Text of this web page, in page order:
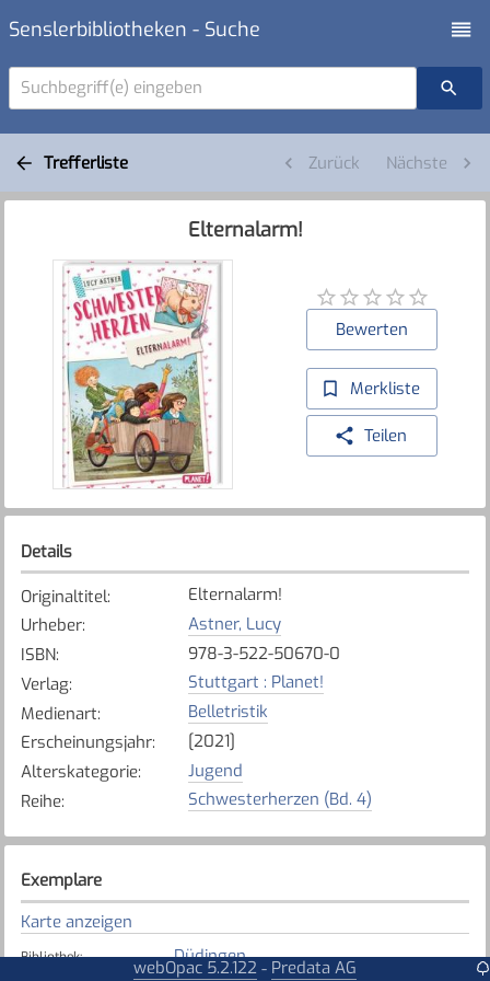
Senslerbibliotheken - Suche
Suchbegriff(e) eingeben
Trefferliste Zurück Nächste
Elternalarm!
Bewerten
Merkliste
Teilen
Details
Originaltitel:
Elternalarm!
Urheber:
Astner, Lucy
ISBN:
978-3-522-50670-0
Verlag:
Stuttgart : Planet!
Medienart:
Belletristik
Erscheinungsjahr:
[2021]
Alterskategorie:
Jugend
Reihe: Schwesterherzen (Bd. 4)
Exemplare
Karte anzeigen
Bibliothek: Düdingen
webOpac 5.2.122 - Predata AG